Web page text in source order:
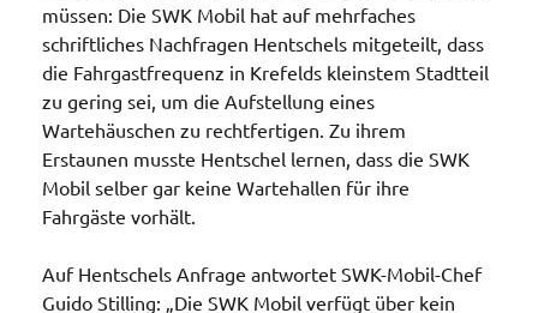
müssen: Die SWK Mobil hat auf mehrfaches
schriftliches Nachfragen Hentschels mitgeteilt, dass
die Fahrgastfrequenz in Krefelds kleinstem Stadtteil
zu gering sei, um die Aufstellung eines
Wartehäuschen zu rechtfertigen. Zu ihrem
Erstaunen musste Hentschel lernen, dass die SWK
Mobil selber gar keine Wartehallen für ihre
Fahrgäste vorhält.
Auf Hentschels Anfrage antwortet SWK-Mobil-Chef
Guido Stilling: „Die SWK Mobil verfügt über kein